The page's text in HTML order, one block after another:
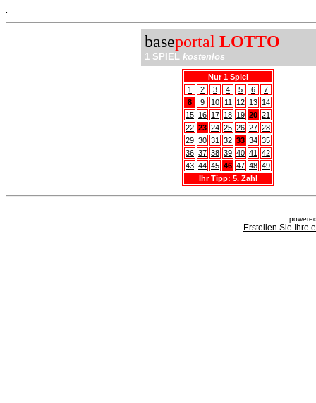
baseportal LOTTO
1 SPIEL kostenlos
Nur 1 Spiel
1
2 3 4 5 6
7
8
9 10 11 12 13 14
15 16 17 18 19 20 21
22 23 24 25 26 27 28
29 30 31 32 33 34 35
36 37 38 39 40 41
42
43 44 45 46 47 48 49
Ihr Tipp: 5. Zahl
Erstellen Sie Ihre